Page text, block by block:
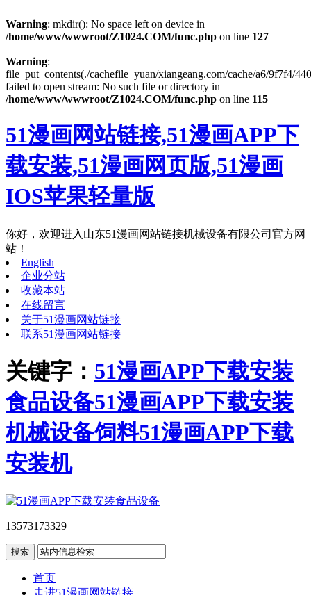
Warning: mkdir(): No space left on device in
/home/www/wwwroot/Z1024.COM/func.php on line 127
Warning:
file_put_contents(./cachefile_yuan/xiangeang.com/cache/a6/9f7f4/
failed to open stream: No such file or directory in
/home/www/wwwroot/Z1024.COM/func.php on line 115
51漫画网站链接,51漫画APP下
载安装,51漫画网页版,51漫画
IOS苹果轻量版
你好，欢迎进入山东51漫画网站链接机械设备有限公司官方网
站！
English
企业分站
收藏本站
在线留言
关于51漫画网站链接
联系51漫画网站链接
关键字： 51漫画APP下载安装
食品设备51漫画APP下载安装
机械设备饲料51漫画APP下载
安装机
13573173329
首页
走进51漫画网站链接